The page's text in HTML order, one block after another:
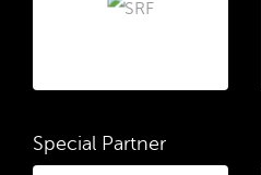
Special Partner